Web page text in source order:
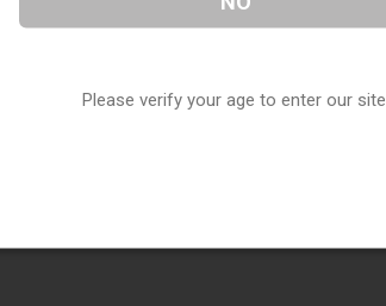
Please verify your age to enter our site.